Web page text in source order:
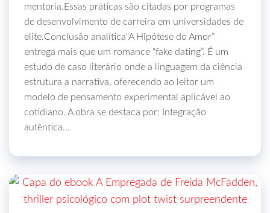
mentoria.Essas práticas são citadas por programas
de desenvolvimento de carreira em universidades de
elite.Conclusão analítica“A Hipótese do Amor”
entrega mais que um romance “fake dating”. É um
estudo de caso literário onde a linguagem da ciência
estrutura a narrativa, oferecendo ao leitor um
modelo de pensamento experimental aplicável ao
cotidiano. A obra se destaca por: Integração
autêntica…